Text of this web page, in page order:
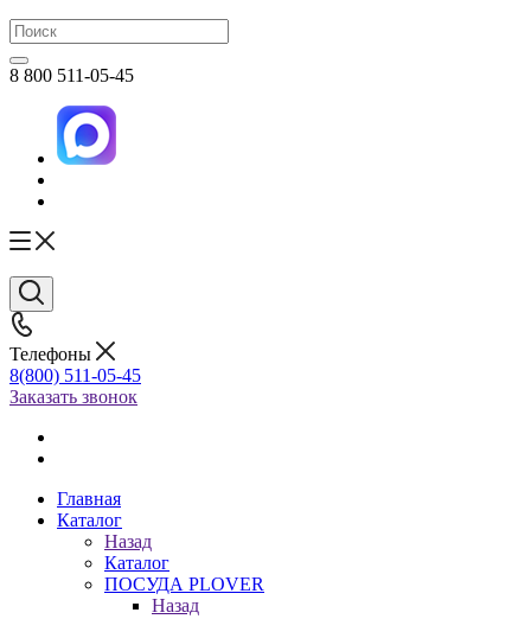
8 800 511-05-45
Телефоны
8(800) 511-05-45
Заказать звонок
Главная
Каталог
Назад
Каталог
ПОСУДА PLOVER
Назад